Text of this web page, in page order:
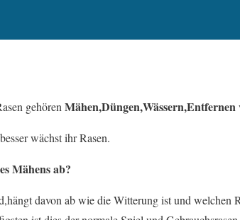
gehören
wächst ihr Rasen.
Mähens ab?
davon ab wie die Witterung ist und welchen